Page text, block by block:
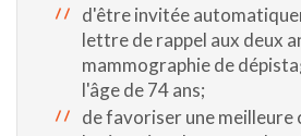
d'être invitée
lettre de rappel aux deux
mammographie de
l'âge de 74 ans;
de favoriser une meilleure